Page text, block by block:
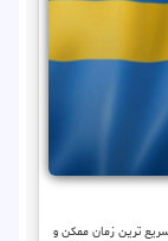
در این حوزه در سریع ترین زمان ممکن و